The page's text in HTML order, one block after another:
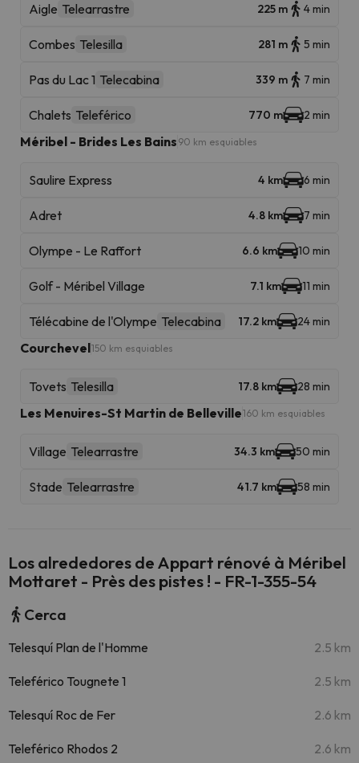
Aigle Telearrastre 225 m 4 min
Combes Telesilla 281 m 5 min
Pas du Lac 1 Telecabina 339 m 7 min
Chalets Teleférico 770 m 2 min
Méribel - Brides Les Bains 90 km esquiables
Saulire Express 4 km 6 min
Adret 4.8 km 7 min
Olympe - Le Raffort 6.6 km 10 min
Golf - Méribel Village 7.1 km 11 min
Télécabine de l'Olympe Telecabina 17.2 km 24 min
Courchevel150 km esquiables
Tovets Telesilla 17.8 km 28 min
Les Menuires-St Martin de Belleville160 km esquiables
Village Telearrastre 34.3 km 50 min
Stade Telearrastre 41.7 km 58 min
Los alrededores de Appart rénové à Méribel
Mottaret - Près des pistes ! - FR-1-355-54
Cerca
Telesquí Plan de l'Homme 2.5 km
Teleférico Tougnete 1 2.5 km
Telesquí Roc de Fer 2.6 km
Teleférico Rhodos 2 2.6 km